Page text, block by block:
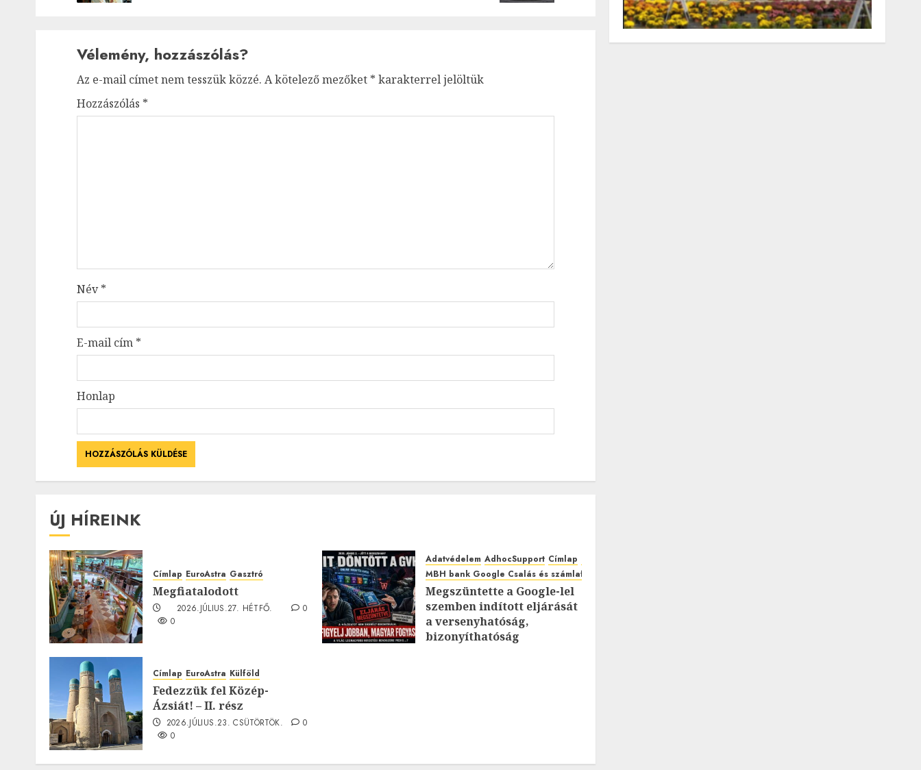
Vélemény, hozzászólás?
Az e-mail címet nem tesszük közzé. A kötelező mezőket * karakterrel jelöltük
Hozzászólás *
Név*
E-mail cím *
Honlap
ÚJ HÍREINK
Címlap EuroAstra Gasztró
Megfiatalodott
2026.JÚLIUS.27. HÉTFŐ.
0
0
Adatvédelem AdhocSupport Címlap
MBH bank Google Csalás és számlafeltörés károsultak
Megszüntette a Google-lel
szemben indított eljárását
a versenyhatóság,
bizonyíthatóság
Címlap EuroAstra Külföld
Fedezzük fel Közép-
Ázsiát! – II. rész
2026.JÚLIUS.23. CSÜTÖRTÖK.
0
0